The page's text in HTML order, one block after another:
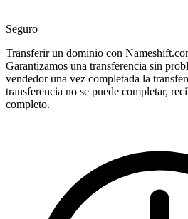
Seguro
Transferir un dominio con
Garantizamos una transferencia sin
vendedor una vez completada la
transferencia no se puede completar,
completo.